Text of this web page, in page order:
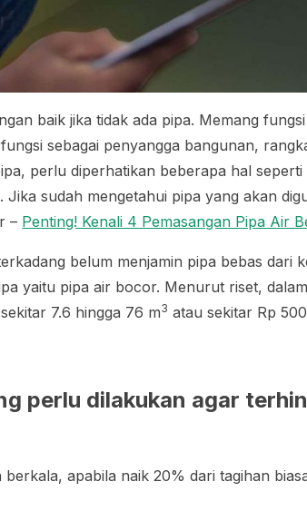
baik jika tidak ada pipa. Memang
sebagai penyangga bangunan,
perlu diperhatikan beberapa hal
Jika sudah mengetahui pipa yang akan
– Penting! Kenali 4 Pemasangan Pipa Air
belum menjamin pipa bebas dari
yaitu pipa air bocor. Menurut riset,
7.6 hingga 76 m3 atau sekitar Rp
perlu dilakukan agar
berkala, apabila naik 20% dari tagihan